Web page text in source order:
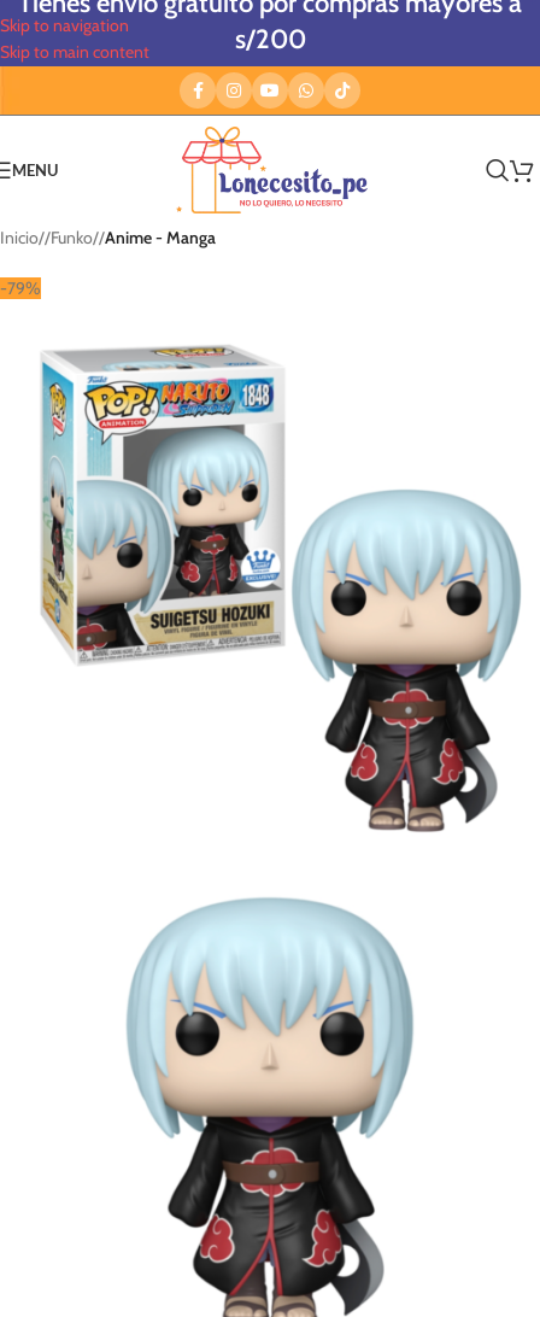
Skip to navigation
Skip to main content
s/200
MENU
Inicio/ Funko/ Anime - Manga
-79%